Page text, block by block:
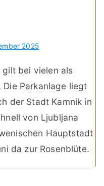
2025
gilt bei vielen als
Die Parkanlage liegt
der Stadt Kamnik in
von Ljubljana
Hauptstadt
da zur Rosenblüte.